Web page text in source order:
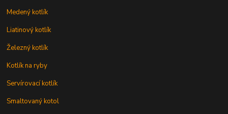
Medený kotlík
Liatinový kotlík
Železný kotlík
Kotlík na ryby
Servírovací kotlík
Smaltovaný kotol